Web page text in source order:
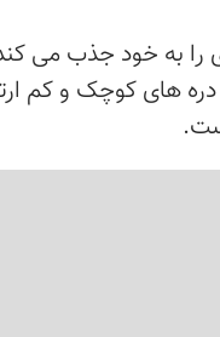
ای را به خود جذب
های کوچک و کم